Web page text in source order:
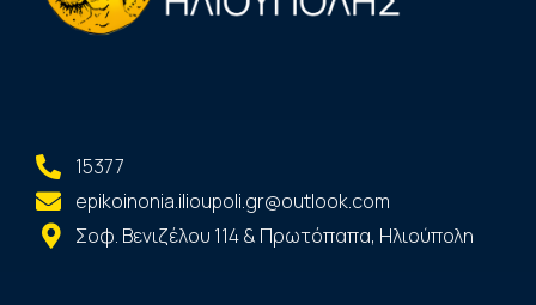
15377
epikoinonia.ilioupoli.gr@outlook.com
Σοφ. Βενιζέλου 114 & Πρωτόπαπα, Ηλιούπολη